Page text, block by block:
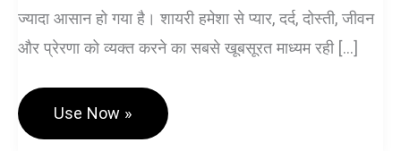
ज्यादा आसान हो गया है। शायरी हमेशा से प्यार, दर्द, दोस्ती, जीवन
और प्रेरणा को व्यक्त करने का सबसे खूबसूरत माध्यम रही […]
Hindi
Generator
Use Now »